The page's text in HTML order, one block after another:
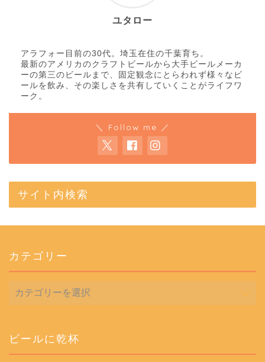
ユタロー
アラフォー目前の30代。埼玉在住の千葉育ち。
最新のアメリカのクラフトビールから大手ビールメーカ
ーの第三のビールまで、固定観念にとらわれず様々なビ
ールを飲み、その楽しさを共有していくことがライフワ
ーク。
＼ Follow me ／
サイト内検索
カテゴリー
テ
ー
ビールに乾杯